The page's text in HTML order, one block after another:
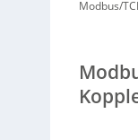
Modbus/